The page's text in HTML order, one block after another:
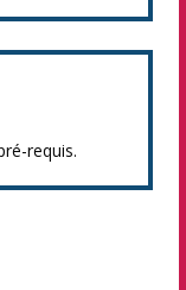
requis.